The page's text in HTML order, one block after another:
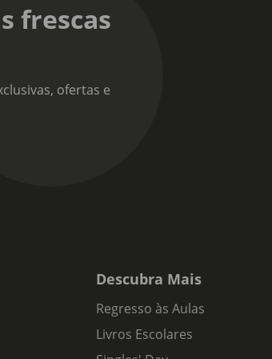
frescas
ofertas e
Descubra Mais
Regresso às Aulas
Livros Escolares